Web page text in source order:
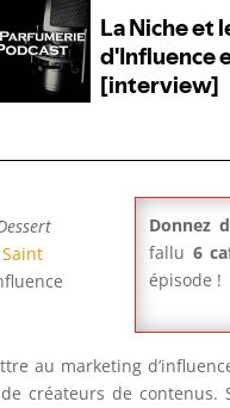
Saint
Donnez
fallu 6
épisode !
au marketing
créateurs de contenus.